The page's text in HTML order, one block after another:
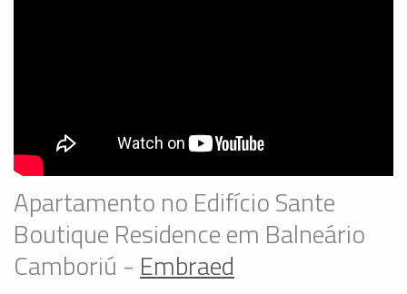
Apartamento no Edifício Sante
Boutique Residence em Balneário
Camboriú - Embraed